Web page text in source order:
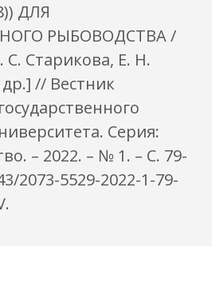
ДЛЯ
РЫБОВОДСТВА /
С. Старикова, Е. Н.
// Вестник
Серия:
– 2022. – № 1. – С. 79-
2073-5529-2022-1-79-